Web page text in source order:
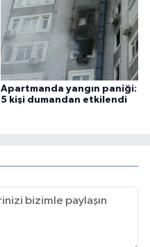
Apartmanda yangın paniği:
5 kişi dumandan etkilendi